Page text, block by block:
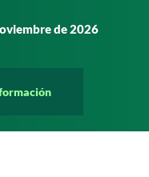
de 2026